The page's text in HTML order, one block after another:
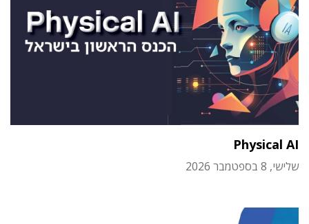
Physical AI
שלישי, 8 בספטמבר 2026